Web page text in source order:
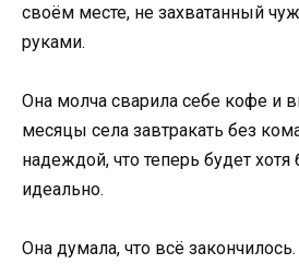
своём месте, не захватанный
руками.
Она молча сварила себе кофе и
месяцы села завтракать без
надеждой, что теперь будет хотя
идеально.
Она думала, что всё